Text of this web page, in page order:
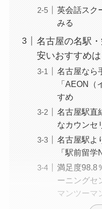
英会話スク
みる
名古屋の名駅
安いおすすめは
名古屋なら
「AEON
すめ
名古屋駅直
なカウンセ
名古屋駅よ
「駅前留
満足度98.8
ーニングセ
マンツーマ